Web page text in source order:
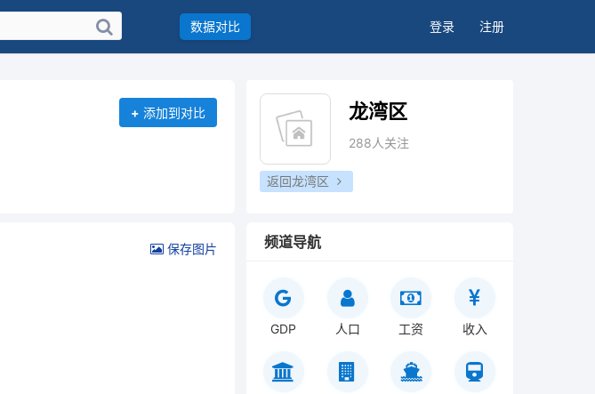
数据对比 登录 注册
+ 添加到对比
保存图片
龙湾区
288人关注
返回龙湾区
频道导航
GDP 人口 工资 收入